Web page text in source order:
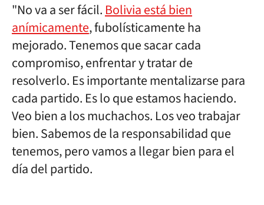
"No va a ser fácil. Bolivia está bien
anímicamente, fubolísticamente ha
mejorado. Tenemos que sacar cada
compromiso, enfrentar y tratar de
resolverlo. Es importante mentalizarse para
cada partido. Es lo que estamos haciendo.
Veo bien a los muchachos. Los veo trabajar
bien. Sabemos de la responsabilidad que
tenemos, pero vamos a llegar bien para el
día del partido.